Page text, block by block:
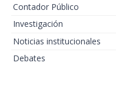
Contador Público
Investigación
Noticias institucionales
Debates